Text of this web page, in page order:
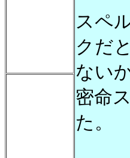
スペ
クだ
ない
密命
た。